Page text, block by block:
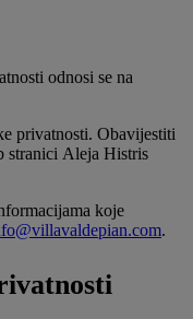
odnosi se na
privatnosti. Obavijestiti
stranici Aleja Histris
koje
.